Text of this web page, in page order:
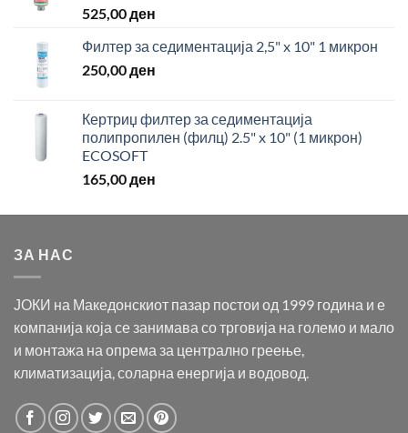
525,00ден
Филтер за седиментација 2,5" x 10" 1 микрон
250,00ден
Кертриџ филтер за седиментација
полипропилен (филц) 2.5" x 10" (1 микрон)
ECOSOFT
165,00ден
ЗА НАС
ЈОКИ на Македонскиот пазар постои од 1999 година и е
компанија која се занимава со трговија на големо и мало
и монтажа на опрема за централно греење,
климатизација, соларна енергија и водовод.